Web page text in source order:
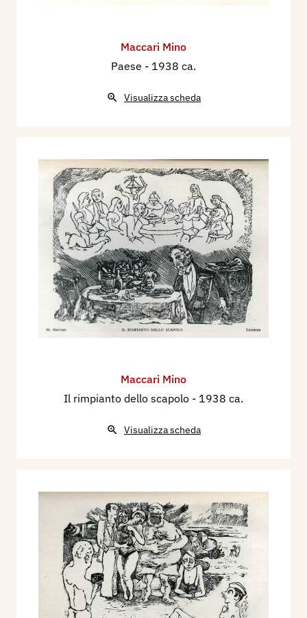
Maccari Mino
Paese - 1938 ca.
Visualizza scheda
Maccari Mino
Il rimpianto dello scapolo - 1938 ca.
Visualizza scheda